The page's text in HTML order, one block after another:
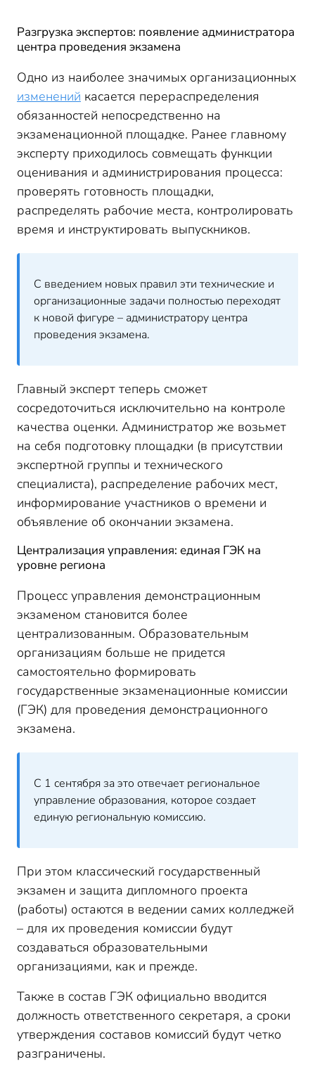
Прощай КОД, здравствуй КИМ: обновление
терминологии и материалов
чемпионатов
Единый график и координация на региональном
уровне
Разгрузка экспертов: появление администратора
центра проведения экзамена
Одно из наиболее значимых организационных
изменений касается перераспределения
обязанностей непосредственно на
экзаменационной площадке. Ранее главному
эксперту приходилось совмещать функции
оценивания и администрирования процесса:
проверять готовность площадки,
распределять рабочие места, контролировать
время и инструктировать выпускников.
С введением новых правил эти технические и
организационные задачи полностью переходят
к новой фигуре – администратору центра
проведения экзамена.
Главный эксперт теперь сможет
сосредоточиться исключительно на контроле
качества оценки. Администратор же возьмет
на себя подготовку площадки (в присутствии
экспертной группы и технического
специалиста), распределение рабочих мест,
информирование участников о времени и
объявление об окончании экзамена.
Централизация управления: единая ГЭК на
уровне региона
Процесс управления демонстрационным
экзаменом становится более
централизованным. Образовательным
организациям больше не придется
самостоятельно формировать
государственные экзаменационные комиссии
(ГЭК) для проведения демонстрационного
экзамена.
С 1 сентября за это отвечает региональное
управление образования, которое создает
единую региональную комиссию.
При этом классический государственный
экзамен и защита дипломного проекта
(работы) остаются в ведении самих колледжей
– для их проведения комиссии будут
создаваться образовательными
организациями, как и прежде.
Также в состав ГЭК официально вводится
должность ответственного секретаря, а сроки
утверждения составов комиссий будут четко
разграничены.